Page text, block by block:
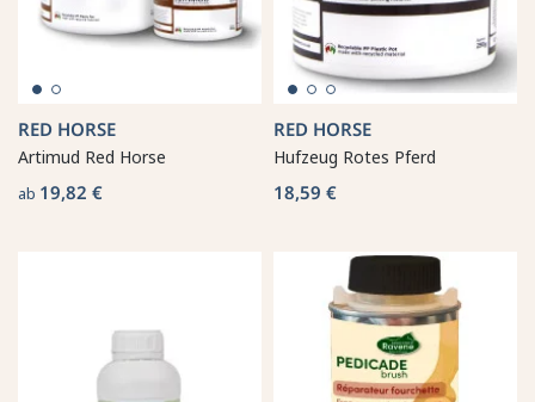
RED HORSE
Artimud Red Horse
ab 19,82 €
RED HORSE
Hufzeug Rotes Pferd
18,59 €